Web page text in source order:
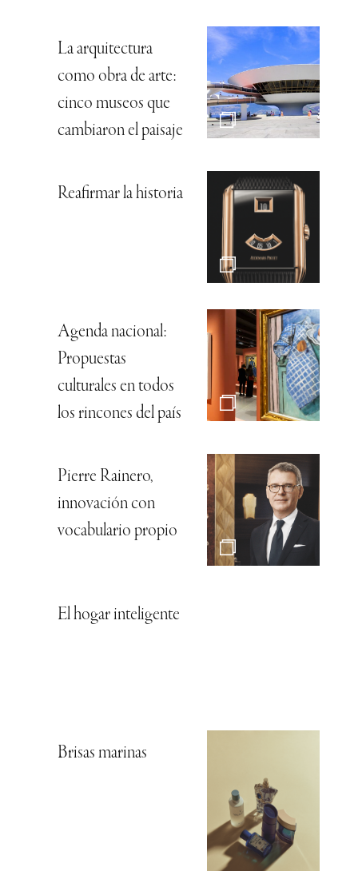
La arquitectura
como obra de arte:
cinco museos que
cambiaron el paisaje
Reafirmar la historia
Agenda nacional:
Propuestas
culturales en todos
los rincones del país
Pierre Rainero,
innovación con
vocabulario propio
El hogar inteligente
Brisas marinas